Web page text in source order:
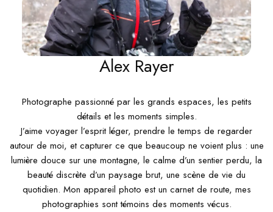
Alex Rayer
Photographe passionné par les grands espaces, les petits
détails et les moments simples.
J’aime voyager l’esprit léger, prendre le temps de regarder
autour de moi, et capturer ce que beaucoup ne voient plus : une
lumière douce sur une montagne, le calme d’un sentier perdu, la
beauté discrète d’un paysage brut, une scène de vie du
quotidien. Mon appareil photo est un carnet de route, mes
photographies sont témoins des moments vécus.